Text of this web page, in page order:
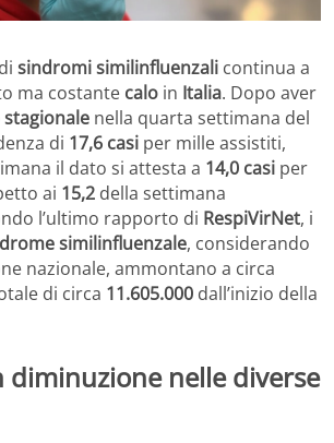
sindromi similinfluenzali continua a
ma costante calo in Italia. Dopo aver
stagionale nella quarta settimana del
di 17,6 casi per mille assistiti,
il dato si attesta a 14,0 casi per
ai 15,2 della settimana
l’ultimo rapporto di RespiVirNet, i
similinfluenzale, considerando
nazionale, ammontano a circa
di circa 11.605.000 dall’inizio della
diminuzione nelle diverse